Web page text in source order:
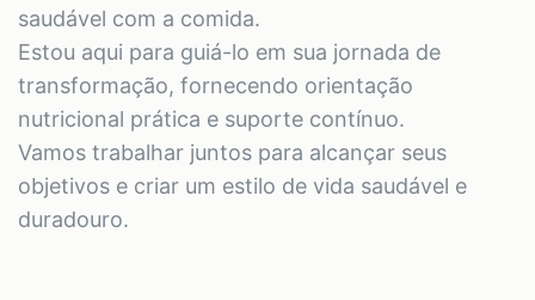
saudável com a comida.
Estou aqui para guiá-lo em sua jornada de
transformação, fornecendo orientação
nutricional prática e suporte contínuo.
Vamos trabalhar juntos para alcançar seus
objetivos e criar um estilo de vida saudável e
duradouro.